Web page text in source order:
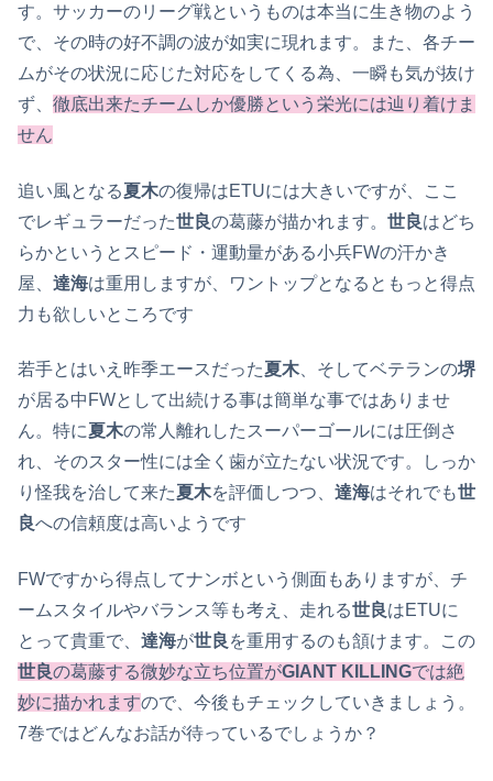
す。サッカーのリーグ戦というものは本当に生き物のよう
で、その時の好不調の波が如実に現れます。また、各チー
ムがその状況に応じた対応をしてくる為、一瞬も気が抜け
ず、 徹底出来たチームしか優勝という栄光には辿り着けま
せん
追い風となる夏木の復帰はETUには大きいですが、ここ
でレギュラーだった世良の葛藤が描かれます。 世良はどち
らかというとスピード・運動量がある小兵FWの汗かき
屋、 達海は重用しますが、ワントップとなるともっと得点
力も欲しいところです
若手とはいえ昨季エースだった夏木、そしてベテランの堺
が居る中FWとして出続ける事は簡単な事ではありませ
ん。特に夏木の常人離れしたスーパーゴールには圧倒さ
れ、そのスター性には全く歯が立たない状況です。しっか
り怪我を治して来た夏木を評価しつつ、 達海はそれでも世
良への信頼度は高いようです
FWですから得点してナンボという側面もありますが、チ
ームスタイルやバランス等も考え、走れる世良はETUに
とって貴重で、 達海が世良 を重用するのも頷けます。この
世良の葛藤する微妙な立ち位置がGIANT KILLINGでは絶
妙に描かれますので、今後もチェックしていきましょう。
7巻ではどんなお話が待っているでしょうか？